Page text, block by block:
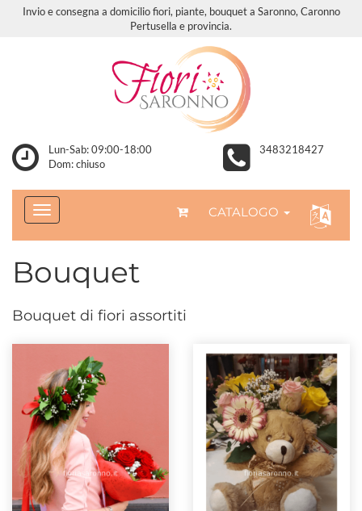
Invio e consegna a domicilio fiori, piante, bouquet a Saronno, Caronno
Pertusella e provincia.
Lun-Sab: 09:00-18:00
Dom: chiuso
3483218427
CATALOGO
Bouquet
Bouquet di fiori assortiti